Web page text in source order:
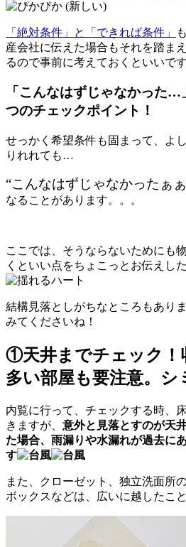
「絶対条件」と「できれば条件」
産会社に伝えた場合もそれを踏ま
るので事前に考えておくといいで
「こんなはずじゃなかった
つのチェックポイント！
せっかく希望条件も固まって、よ
りれれても…
“こんなはずじゃなかったぁ
なることがあります。。。
ここでは、そうならないためにも
くといい点をちょこっとお伝えし
結構見落としがちなところもあり
みてくださいね！
①天井までチェック！
多い部屋も要注意。シ
内覧に行って、チェックする時、
きますが、 意外と見落とすのが天
た場合、雨漏りや水漏れが過去に
す
また、クローゼット、独立洗面所
ボックスなどは、広いに越したこ